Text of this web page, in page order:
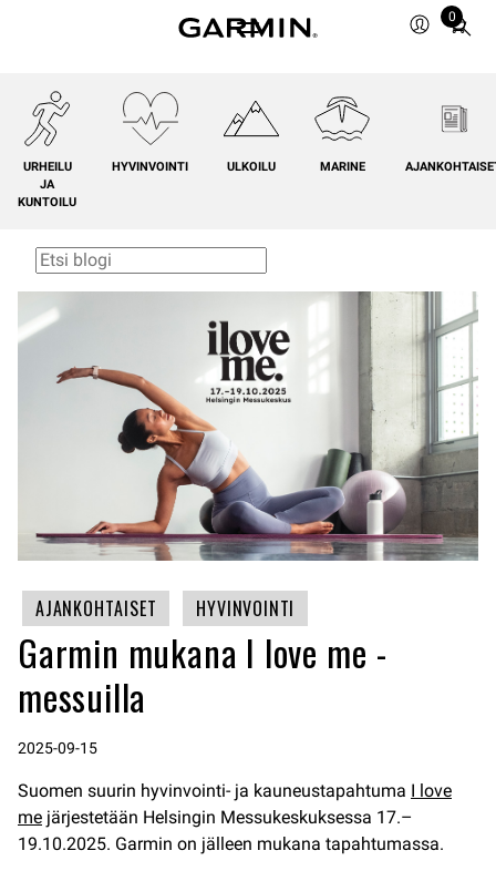
0
Total
0
URHEILU
JA
KUNTOILU
HYVINVOINTI ULKOILU MARINE
AJANKOHTAISET HYVINVOINTI
Garmin mukana I love me -
messuilla
2025-09-15
Suomen suurin hyvinvointi- ja kauneustapahtuma I love
me järjestetään Helsingin Messukeskuksessa 17.–
19.10.2025. Garmin on jälleen mukana tapahtumassa.